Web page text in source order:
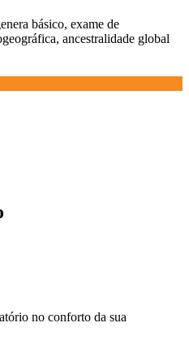
básico, exame de
ancestralidade global
no conforto da sua